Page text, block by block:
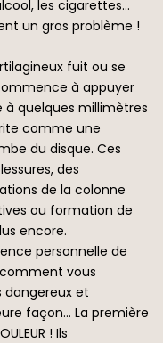
les cigarettes…
un gros problème !
fuit ou se
à appuyer
à quelques millimètres
comme une
du disque. Ces
des
de la colonne
ou formation de
encore.
personnelle de
vous
dangereux et
façon… La première
! Ils